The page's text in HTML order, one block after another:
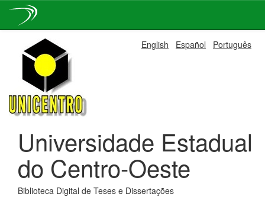
navigation
English Español Português
Universidade Estadual
do Centro-Oeste
Biblioteca Digital de Teses e Dissertações